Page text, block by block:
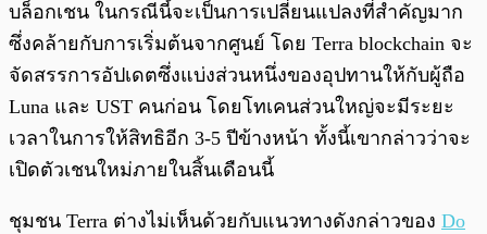
บล็อกเชน ในกรณีนี้จะเป็นการเปลี่ยนแปลงที่สำคัญมาก
ซึ่งคล้ายกับการเริ่มต้นจากศูนย์ โดย Terra blockchain จะ
จัดสรรการอัปเดตซึ่งแบ่งส่วนหนึ่งของอุปทานให้กับผู้ถือ
Luna และ UST คนก่อน โดยโทเคนส่วนใหญ่จะมีระยะ
เวลาในการให้สิทธิอีก 3-5 ปีข้างหน้า ทั้งนี้เขากล่าวว่าจะ
เปิดตัวเชนใหม่ภายในสิ้นเดือนนี้
ชุมชน Terra ต่างไม่เห็นด้วยกับแนวทางดังกล่าวของ Do